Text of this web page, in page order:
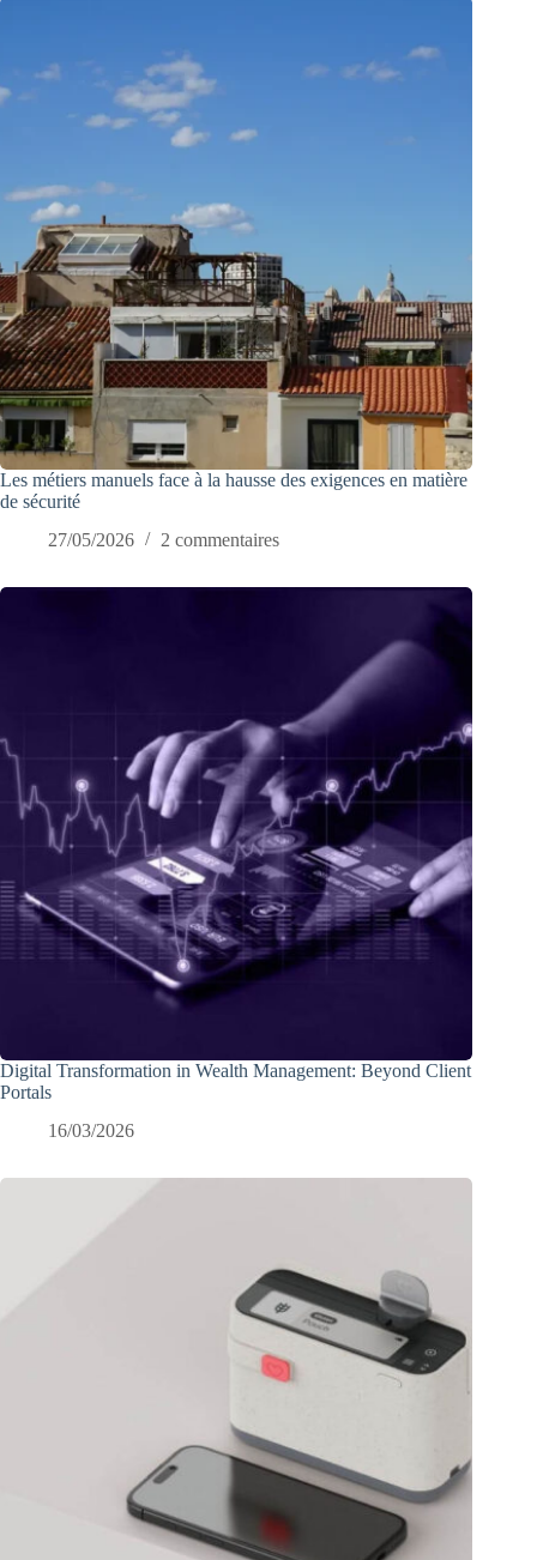
Les métiers manuels face à la hausse des exigences en matière
de sécurité
27/05/2026
2 commentaires
Digital Transformation in Wealth Management: Beyond Client
Portals
16/03/2026